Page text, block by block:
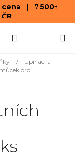
| 7 500+
KOŠÍK
/
Upínací a
pro